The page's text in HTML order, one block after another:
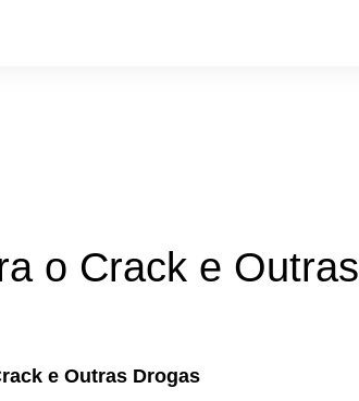
o Crack e Outras
e Outras Drogas